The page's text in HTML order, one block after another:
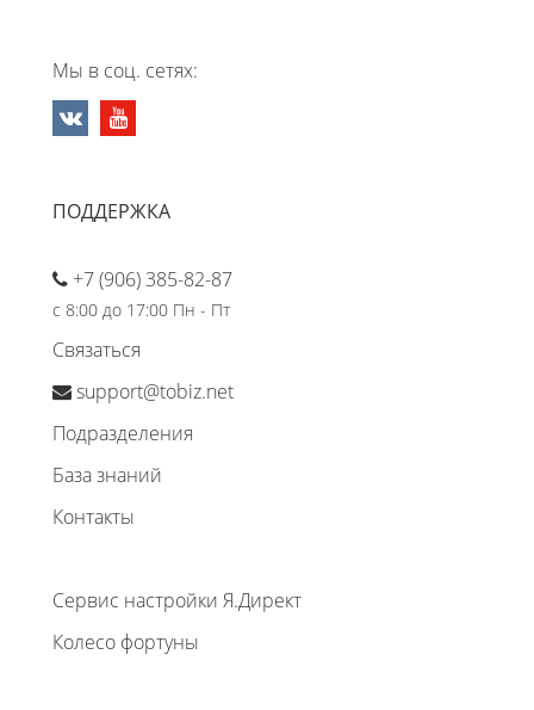
Мы в соц. сетях:
ПОДДЕРЖКА
+7 (906) 385-82-87
с 8:00 до 17:00 Пн - Пт
Связаться
support@tobiz.net
Подразделения
База знаний
Контакты
Сервис настройки Я.Директ
Колесо фортуны